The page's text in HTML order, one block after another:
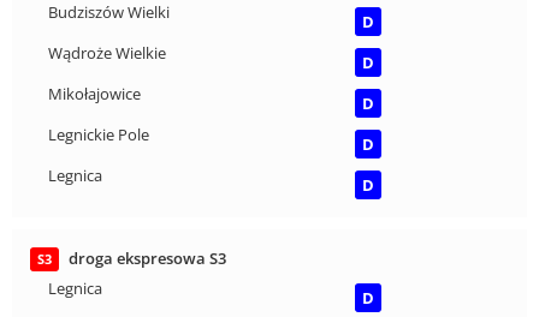
Budziszów Wielki
D
Wądroże Wielkie
D
Mikołajowice
D
Legnickie Pole
D
Legnica
D
S3
droga ekspresowa S3
Legnica
D